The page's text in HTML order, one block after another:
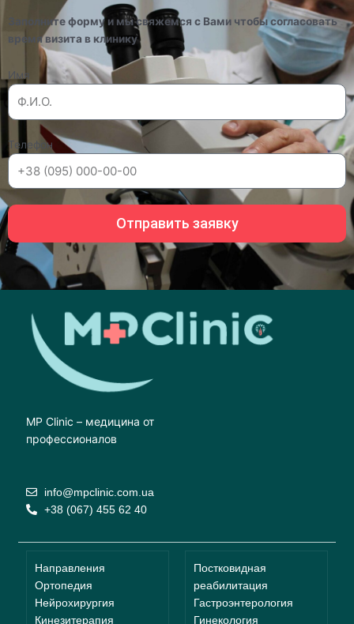
Заполните форму и мы свяжемся с Вами чтобы согласовать
время визита в клинику
Имя
Телефон
Отправить заявку
MP Clinic – медицина от
профессионалов
info@mpclinic.com.ua
+38 (067) 455 62 40
Направления
Ортопедия
Нейрохирургия
Кинезитерапия
Постковидная
реабилитация
Гастроэнтерология
Гинекология